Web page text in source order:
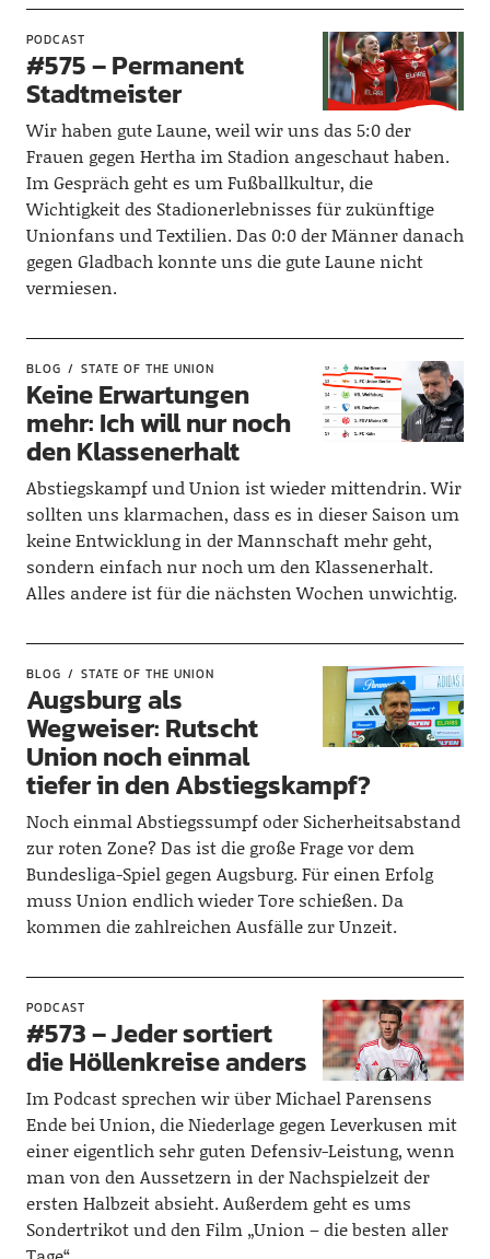
PODCAST
#575 – Permanent
Stadtmeister
Wir haben gute Laune, weil wir uns das 5:0 der
Frauen gegen Hertha im Stadion angeschaut haben.
Im Gespräch geht es um Fußballkultur, die
Wichtigkeit des Stadionerlebnisses für zukünftige
Unionfans und Textilien. Das 0:0 der Männer danach
gegen Gladbach konnte uns die gute Laune nicht
vermiesen.
BLOG STATE OF THE UNION
Keine Erwartungen
mehr: Ich will nur noch
den Klassenerhalt
Abstiegskampf und Union ist wieder mittendrin. Wir
sollten uns klarmachen, dass es in dieser Saison um
keine Entwicklung in der Mannschaft mehr geht,
sondern einfach nur noch um den Klassenerhalt.
Alles andere ist für die nächsten Wochen unwichtig.
BLOG STATE OF THE UNION
Augsburg als
Wegweiser: Rutscht
Union noch einmal
tiefer in den Abstiegskampf?
Noch einmal Abstiegssumpf oder Sicherheitsabstand
zur roten Zone? Das ist die große Frage vor dem
Bundesliga-Spiel gegen Augsburg. Für einen Erfolg
muss Union endlich wieder Tore schießen. Da
kommen die zahlreichen Ausfälle zur Unzeit.
PODCAST
#573 – Jeder sortiert
die Höllenkreise anders
Im Podcast sprechen wir über Michael Parensens
Ende bei Union, die Niederlage gegen Leverkusen mit
einer eigentlich sehr guten Defensiv-Leistung, wenn
man von den Aussetzern in der Nachspielzeit der
ersten Halbzeit absieht. Außerdem geht es ums
Sondertrikot und den Film „Union – die besten aller